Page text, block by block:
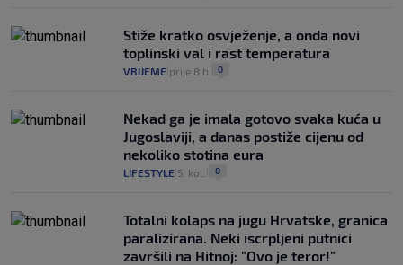
Stiže kratko osvježenje, a onda novi
toplinski val i rast temperatura
VRIJEME prije 8 h 0
Nekad ga je imala gotovo svaka kuća u
Jugoslaviji, a danas postiže cijenu od
nekoliko stotina eura
LIFESTYLE 5. kol. 0
Totalni kolaps na jugu Hrvatske, granica
paralizirana. Neki iscrpljeni putnici
završili na Hitnoj: "Ovo je teror!"